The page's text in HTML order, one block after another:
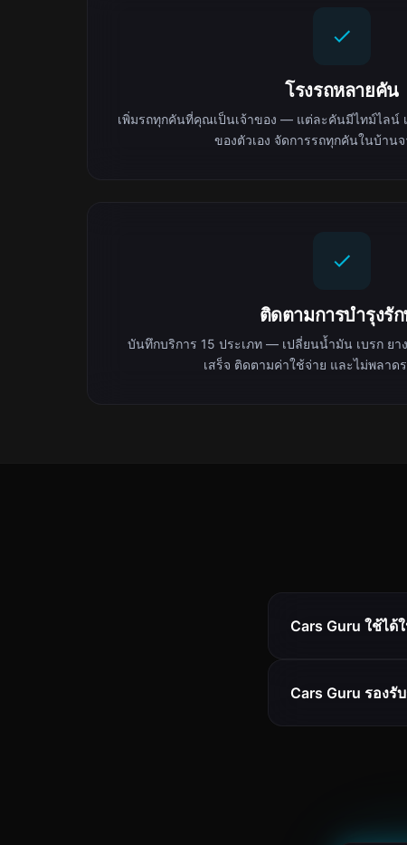
โรงรถหลายคัน
เพิ่มรถทุกคันที่คุณเป็นเจ้าของ — แต่ละคันมีไทม์ไลน์
ของตัวเอง จัดการรถทุกคันในบ้านจ
ติดตามการบำรุงรั
บันทึกบริการ 15 ประเภท — เปลี่ยนน้ำมัน เบรก ยา
เสร็จ ติดตามค่าใช้จ่าย และไม่พลาด
Cars Guru ใช้ได้
Cars Guru รองรั